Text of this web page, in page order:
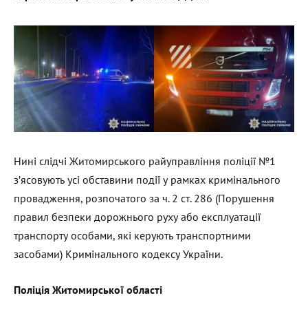
Нині слідчі Житомирського райуправління поліції №1
з’ясовують усі обставини події у рамках кримінального
провадження, розпочатого за ч. 2 ст. 286 (Порушення
правил безпеки дорожнього руху або експлуатації
транспорту особами, які керують транспортними
засобами) Кримінального кодексу України.
Поліція Житомирської області